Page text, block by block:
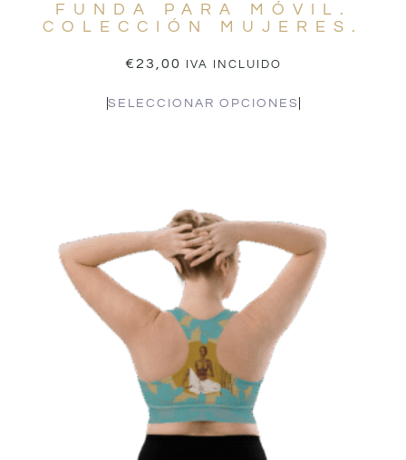
FUNDA PARA MÓVIL.
COLECCIÓN MUJERES.
€23,00 IVA INCLUIDO
SELECCIONAR OPCIONES